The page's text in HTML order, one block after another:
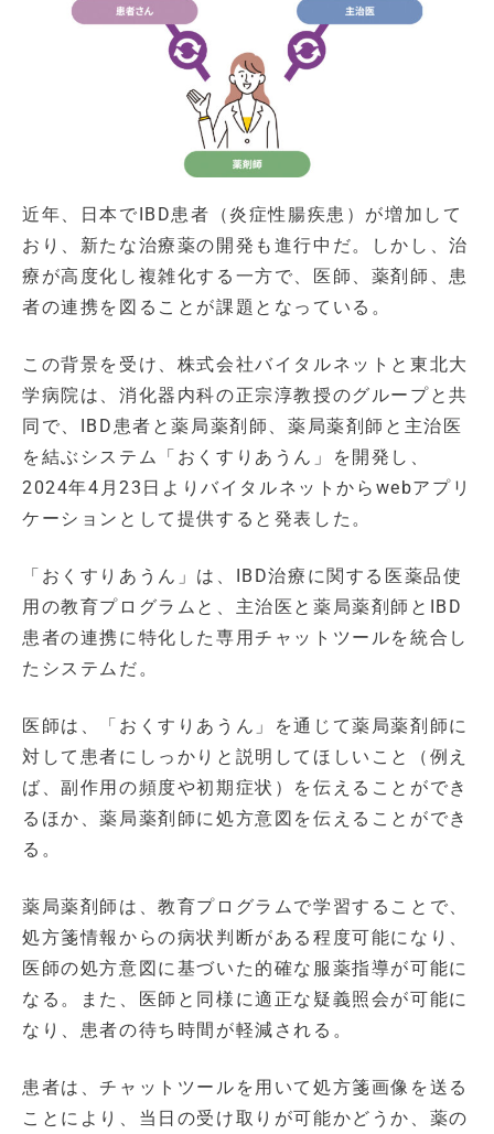
近年、日本でIBD患者（炎症性腸疾患）が増加して
おり、新たな治療薬の開発も進行中だ。しかし、治
療が高度化し複雑化する一方で、医師、薬剤師、患
者の連携を図ることが課題となっている。
この背景を受け、株式会社バイタルネットと東北大
学病院は、消化器内科の正宗淳教授のグループと共
同で、IBD患者と薬局薬剤師、薬局薬剤師と主治医
を結ぶシステム「おくすりあうん」を開発し、
2024年4月23日よりバイタルネットからwebアプリ
ケーションとして提供すると発表した。
「おくすりあうん」は、IBD治療に関する医薬品使
用の教育プログラムと、主治医と薬局薬剤師とIBD
患者の連携に特化した専用チャットツールを統合し
たシステムだ。
医師は、「おくすりあうん」を通じて薬局薬剤師に
対して患者にしっかりと説明してほしいこと（例え
ば、副作用の頻度や初期症状）を伝えることができ
るほか、薬局薬剤師に処方意図を伝えることができ
る。
薬局薬剤師は、教育プログラムで学習することで、
処方箋情報からの病状判断がある程度可能になり、
医師の処方意図に基づいた的確な服薬指導が可能に
なる。また、医師と同様に適正な疑義照会が可能に
なり、患者の待ち時間が軽減される。
患者は、チャットツールを用いて処方箋画像を送る
ことにより、当日の受け取りが可能かどうか、薬の